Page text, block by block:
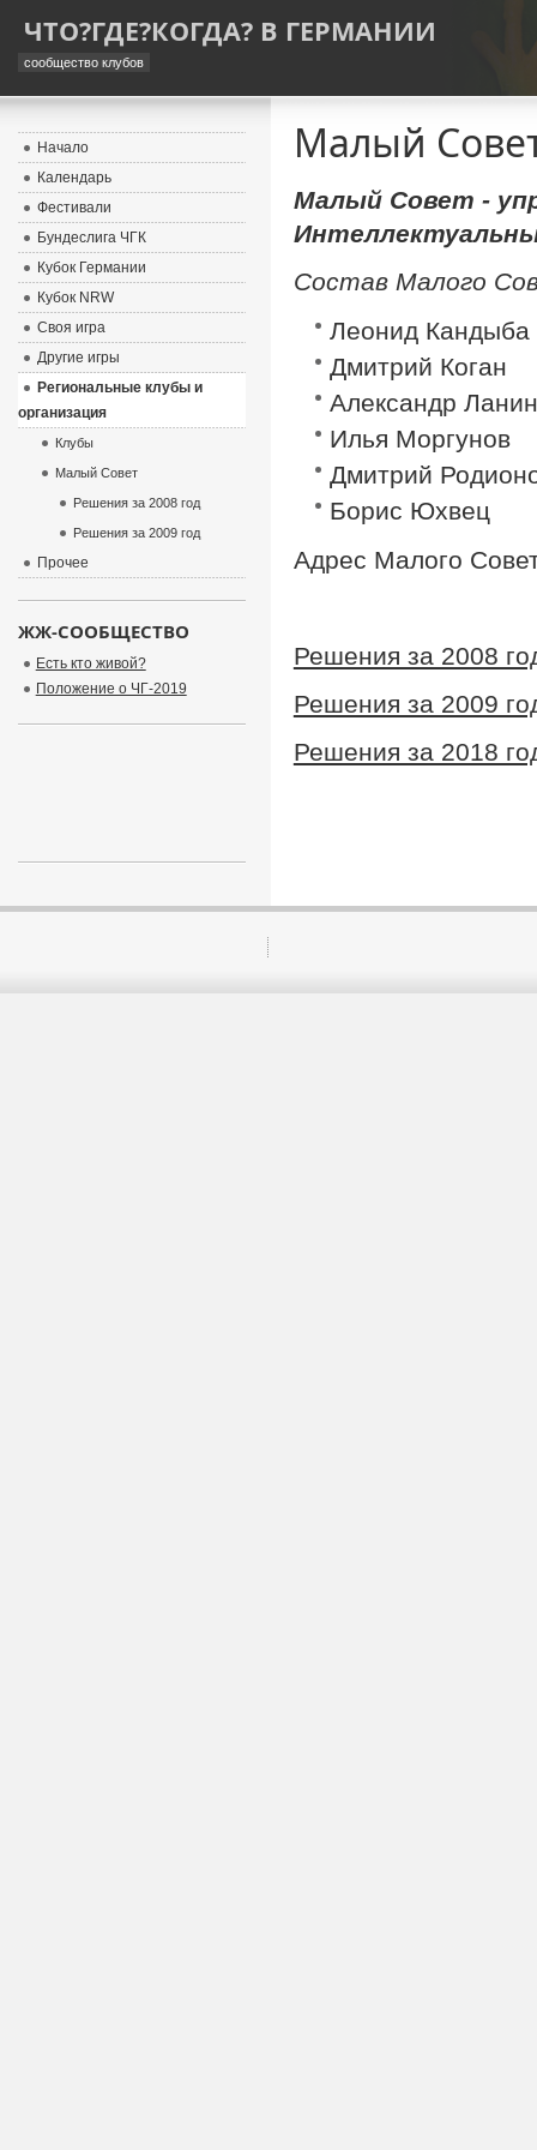
ЧТО?ГДЕ?КОГДА? В ГЕРМАНИИ
сообщество клубов
Малый
Малый Совет -
Состав Малого
Леонид Кандыба
Дмитрий Коган
Александр Ланин
Илья Моргунов
Дмитрий
Борис Юхвец
Адрес Малого
Решения за 2008
Решения за 2009
Решения за 2018
Начало
Календарь
Фестивали
Бундеслига ЧГК
Кубок Германии
Кубок NRW
Своя игра
Другие игры
Региональные клубы и
организация
Клубы
Малый Совет
Решения за 2008 год
Решения за 2009 год
Прочее
ЖЖ-СООБЩЕСТВО
Есть кто живой?
Положение о ЧГ-2019